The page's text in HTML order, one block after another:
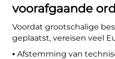
voorafgaande
Voordat grootschalige
geplaatst, vereisen veel
▪️ Afstemming van